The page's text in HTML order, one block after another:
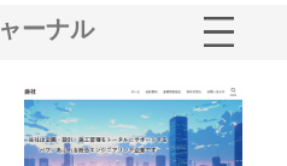
ーナル